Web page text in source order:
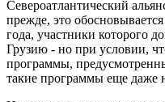
Североатлантический
прежде, это
года, участники которого
Грузию - но при условии,
программы,
такие программы еще даже